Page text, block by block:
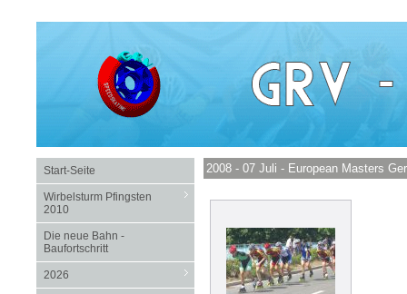
Start-Seite
Wirbelsturm Pfingsten
2010
Die neue Bahn -
Baufortschritt
2026
2008 - 07 Juli - European Masters